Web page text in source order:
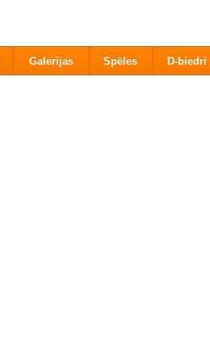
Galerijas Spēles D-biedri